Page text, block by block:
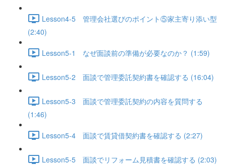
Lesson4-5 管理会社選びのポイント⑤家主寄り添い型
(2:40)
Lesson5-1 なぜ面談前の準備が必要なのか？ (1:59)
Lesson5-2 面談で管理委託契約書を確認する (16:04)
Lesson5-3 面談で管理委託契約の内容を質問する
(1:46)
Lesson5-4 面談で賃貸借契約書を確認する (2:27)
Lesson5-5 面談でリフォーム見積書を確認する (2:03)